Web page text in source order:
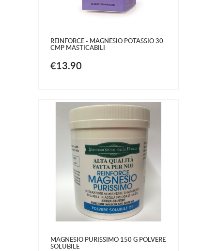
REINFORCE - MAGNESIO POTASSIO 30
CMP MASTICABILI
€13.90
MAGNESIO PURISSIMO 150 G POLVERE
SOLUBILE